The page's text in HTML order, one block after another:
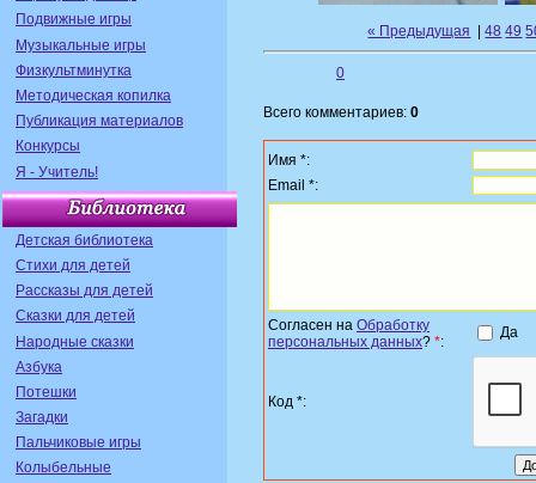
Подвижные игры
Музыкальные игры
Физкультминутка
Методическая копилка
Публикация материалов
Конкурсы
Я - Учитель!
Детская библиотека
Стихи для детей
Рассказы для детей
Сказки для детей
Народные сказки
Азбука
Потешки
Загадки
Пальчиковые игры
Колыбельные
« Предыдущая |48 49
0
Всего комментариев: 0
Имя *:
Email *:
Согласен на Обработку
персональных данных? *:
Да
Код *: